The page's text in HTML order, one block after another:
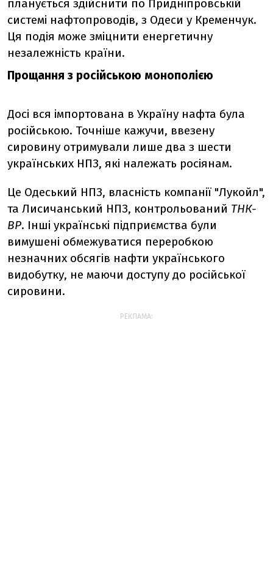
планується здійснити по Придніпровській
системі нафтопроводів, з Одеси у Кременчук.
Ця подія може зміцнити енергетичну
незалежність країни.
Прощання з російською монополією
Досі вся імпортована в Україну нафта була
російською. Точніше кажучи, ввезену
сировину отримували лише два з шести
українських НПЗ, які належать росіянам.
Це Одеський НПЗ, власність компанії "Лукойл",
та Лисичанський НПЗ, контрольований ТНК-
ВР. Інші українські підприємства були
вимушені обмежуватися переробкою
незначних обсягів нафти українського
видобутку, не маючи доступу до російської
сировини.
РЕКЛАМА: